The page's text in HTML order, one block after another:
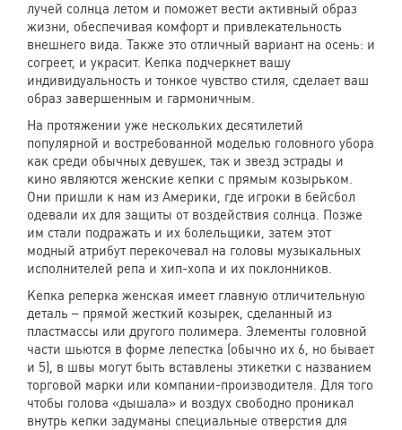
лучей солнца летом и поможет вести активный образ
жизни, обеспечивая комфорт и привлекательность
внешнего вида. Также это отличный вариант на осень: и
согреет, и украсит. Кепка подчеркнет вашу
индивидуальность и тонкое чувство стиля, сделает ваш
образ завершенным и гармоничным.
На протяжении уже нескольких десятилетий
популярной и востребованной моделью головного убора
как среди обычных девушек, так и звезд эстрады и
кино являются женские кепки с прямым козырьком.
Они пришли к нам из Америки, где игроки в бейсбол
одевали их для защиты от воздействия солнца. Позже
им стали подражать и их болельщики, затем этот
модный атрибут перекочевал на головы музыкальных
исполнителей репа и хип-хопа и их поклонников.
Кепка реперка женская имеет главную отличительную
деталь – прямой жесткий козырек, сделанный из
пластмассы или другого полимера. Элементы головной
части шьются в форме лепестка (обычно их 6, но бывает
и 5), в швы могут быть вставлены этикетки с названием
торговой марки или компании-производителя. Для того
чтобы голова «дышала» и воздух свободно проникал
внутрь кепки задуманы специальные отверстия для